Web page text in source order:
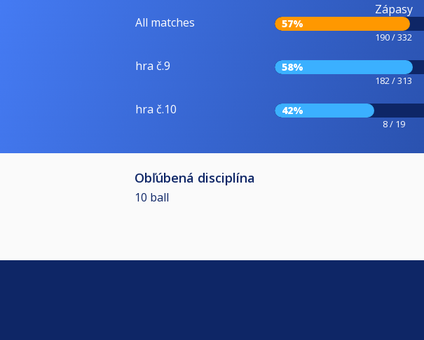
All matches
Zápasy
57%
190 / 332
hra č.9 58%
182 / 313
hra č.10 42%
8 / 19
Obľúbená disciplína
10 ball